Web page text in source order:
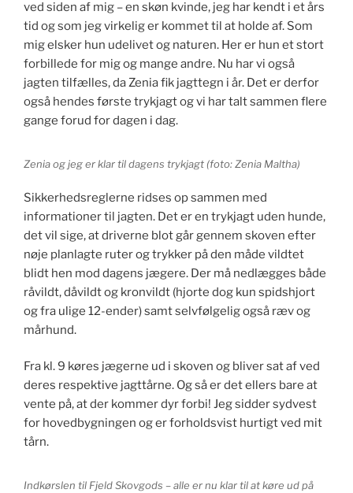
ved siden af mig – en skøn kvinde, jeg har kendt i et års
tid og som jeg virkelig er kommet til at holde af. Som
mig elsker hun udelivet og naturen. Her er hun et stort
forbillede for mig og mange andre. Nu har vi også
jagten tilfælles, da Zenia fik jagttegn i år. Det er derfor
også hendes første trykjagt og vi har talt sammen flere
gange forud for dagen i dag.
Zenia og jeg er klar til dagens trykjagt (foto: Zenia Maltha)
Sikkerhedsreglerne ridses op sammen med
informationer til jagten. Det er en trykjagt uden hunde,
det vil sige, at driverne blot går gennem skoven efter
nøje planlagte ruter og trykker på den måde vildtet
blidt hen mod dagens jægere. Der må nedlægges både
råvildt, dåvildt og kronvildt (hjorte dog kun spidshjort
og fra ulige 12-ender) samt selvfølgelig også ræv og
mårhund.
Fra kl. 9 køres jægerne ud i skoven og bliver sat af ved
deres respektive jagttårne. Og så er det ellers bare at
vente på, at der kommer dyr forbi! Jeg sidder sydvest
for hovedbygningen og er forholdsvist hurtigt ved mit
tårn.
Indkørslen til Fjeld Skovgods – alle er nu klar til at køre ud på